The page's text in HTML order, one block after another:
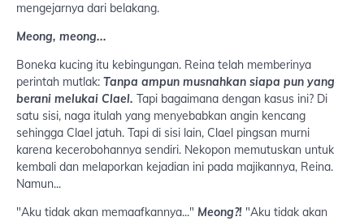
mengejarnya dari belakang.
Meong, meong...
Boneka kucing itu kebingungan. Reina telah memberinya
perintah mutlak: Tanpa ampun musnahkan siapa pun yang
berani melukai Clael. Tapi bagaimana dengan kasus ini? Di
satu sisi, naga itulah yang menyebabkan angin kencang
sehingga Clael jatuh. Tapi di sisi lain, Clael pingsan murni
karena kecerobohannya sendiri. Nekopon memutuskan untuk
kembali dan melaporkan kejadian ini pada majikannya, Reina.
Namun...
"Aku tidak akan memaafkannya..." Meong?! "Aku tidak akan